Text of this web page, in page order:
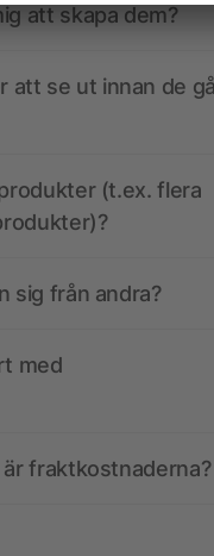
att skapa dem?
att se ut innan de
(t.ex. flera
sig från andra?
med
fraktkostnaderna?